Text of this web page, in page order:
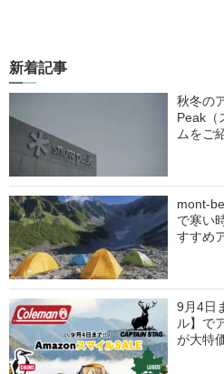
新着記事
秋冬の
Peak（
ムをご
mont-
で寒い
すすめ
9月4日
ル】で
が大特